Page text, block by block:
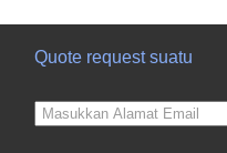
Quote request suatu